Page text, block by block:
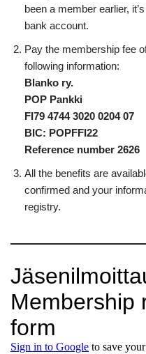
been a member earlier,
bank account.
Pay the membership fee
following information:
Blanko ry.
POP Pankki
FI79 4744 3020 0204 07
BIC: POPFFI22
Reference number 2626
All the benefits are
confirmed and your
registry.